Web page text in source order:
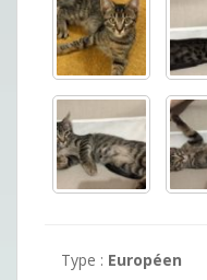
Type : Européen